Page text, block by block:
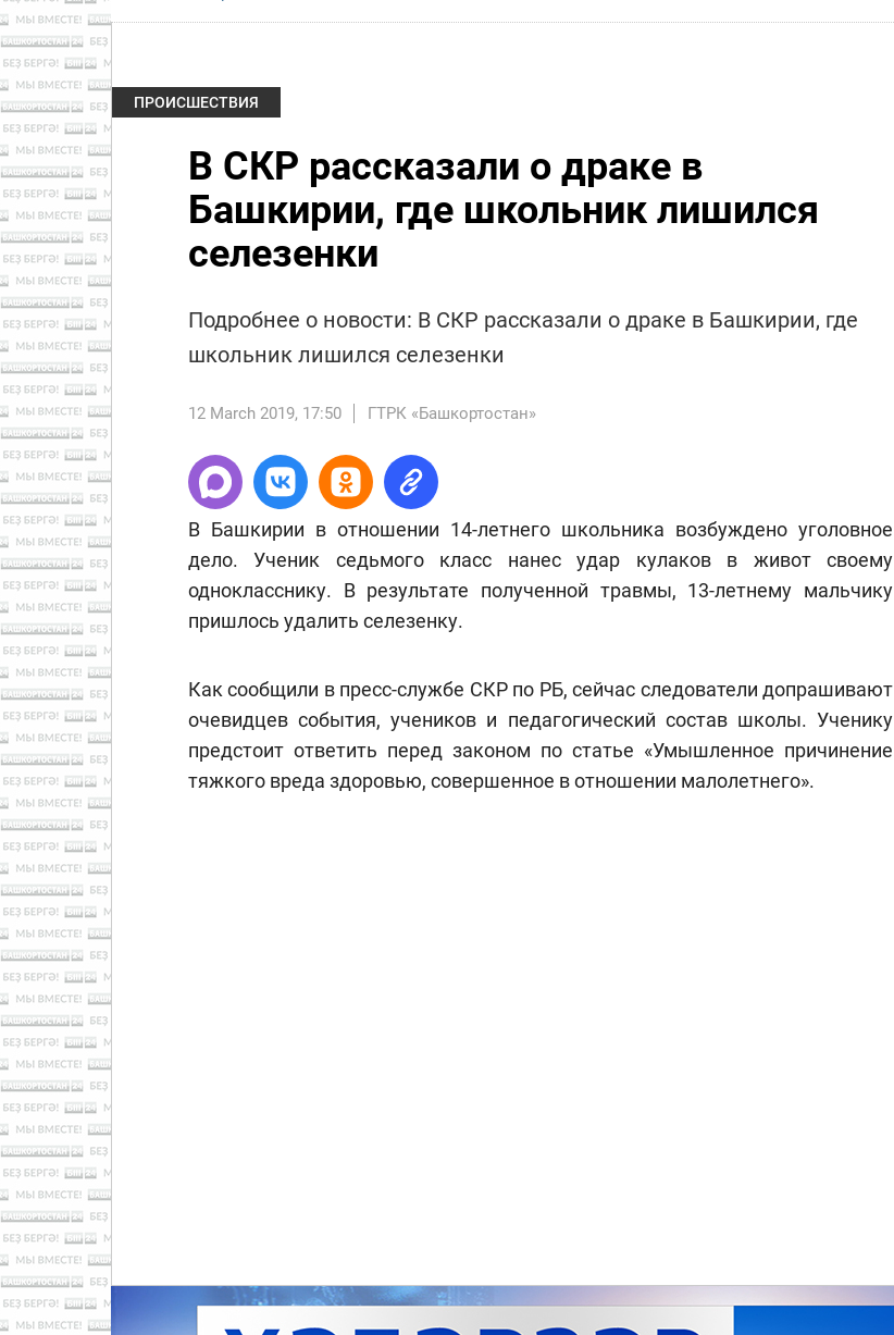
ПРОИСШЕСТВИЯ
В СКР рассказали о драке в
Башкирии, где школьник лишился
селезенки
Подробнее о новости: В СКР рассказали о драке в Башкирии, где
школьник лишился селезенки
12 March 2019, 17:50 ГТРК «Башкортостан»
В Башкирии в отношении 14-летнего школьника возбуждено уголовное
дело. Ученик седьмого класс нанес удар кулаков в живот своему
однокласснику. В результате полученной травмы, 13-летнему мальчику
пришлось удалить селезенку.
Как сообщили в пресс-службе СКР по РБ, сейчас следователи допрашивают
очевидцев события, учеников и педагогический состав школы. Ученику
предстоит ответить перед законом по статье «Умышленное причинение
тяжкого вреда здоровью, совершенное в отношении малолетнего».